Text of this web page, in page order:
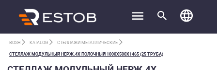
BOSH KATALOG СТЕЛЛАЖИ МЕТАЛЛИЧЕСКИЕ
СТЕЛЛАЖ МОДУЛЬНЫЙ НЕРЖ.4Х ПОЛОЧНЫЙ 1000Х500Х1465 (25 ТРУБА)